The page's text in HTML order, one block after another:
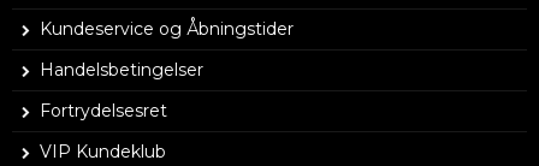
Kundeservice og Åbningstider
Handelsbetingelser
Fortrydelsesret
VIP Kundeklub